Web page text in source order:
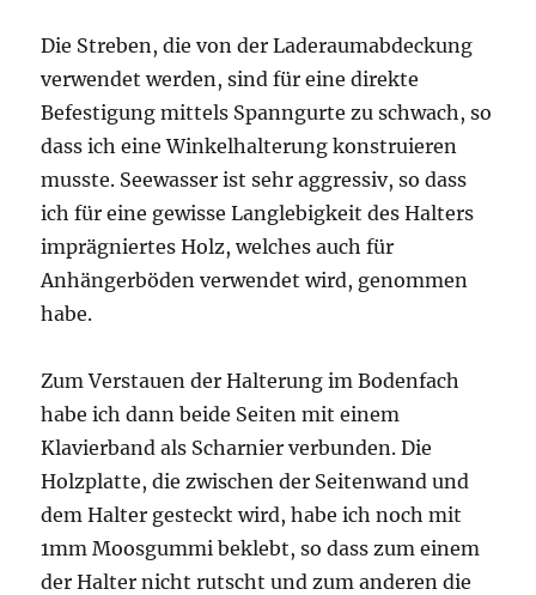
Die Streben, die von der Laderaumabdeckung
verwendet werden, sind für eine direkte
Befestigung mittels Spanngurte zu schwach, so
dass ich eine Winkelhalterung konstruieren
musste. Seewasser ist sehr aggressiv, so dass
ich für eine gewisse Langlebigkeit des Halters
imprägniertes Holz, welches auch für
Anhängerböden verwendet wird, genommen
habe.
Zum Verstauen der Halterung im Bodenfach
habe ich dann beide Seiten mit einem
Klavierband als Scharnier verbunden. Die
Holzplatte, die zwischen der Seitenwand und
dem Halter gesteckt wird, habe ich noch mit
1mm Moosgummi beklebt, so dass zum einem
der Halter nicht rutscht und zum anderen die